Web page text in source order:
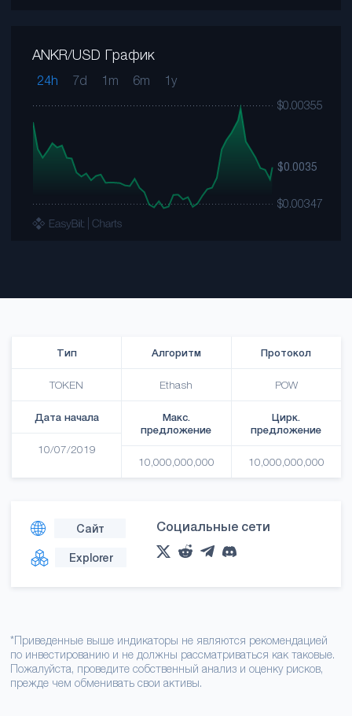
ANKR/USD График
24h 7d 1m 6m 1y
Тип
TOKEN
Алгоритм
Ethash
Протокол
POW
Дата начала
10/07/2019
Макс.
предложение
10,000,000,000
Цирк.
предложение
10,000,000,000
Сайт
Explorer
Социальные сети
*Приведенные выше индикаторы не являются рекомендацией
по инвестированию и не должны рассматриваться как таковые.
Пожалуйста, проведите собственный анализ и оценку рисков,
прежде чем обменивать свои активы.